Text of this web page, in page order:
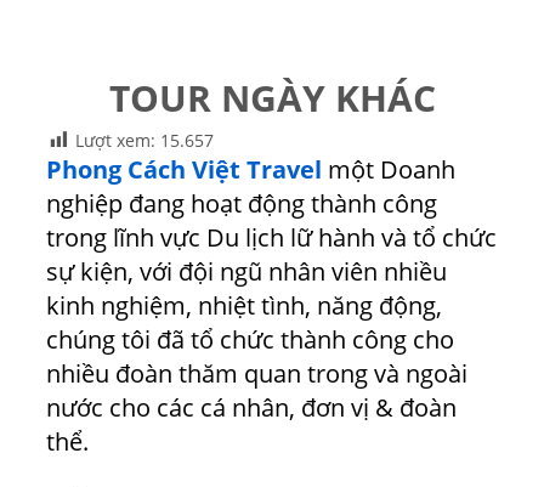
TOUR NGÀY KHÁC
Lượt xem: 15.657
Phong Cách Việt Travel một Doanh
nghiệp đang hoạt động thành công
trong lĩnh vực Du lịch lữ hành và tổ chức
sự kiện, với đội ngũ nhân viên nhiều
kinh nghiệm, nhiệt tình, năng động,
chúng tôi đã tổ chức thành công cho
nhiều đoàn thăm quan trong và ngoài
nước cho các cá nhân, đơn vị & đoàn
thể.